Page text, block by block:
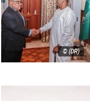
© (DR)